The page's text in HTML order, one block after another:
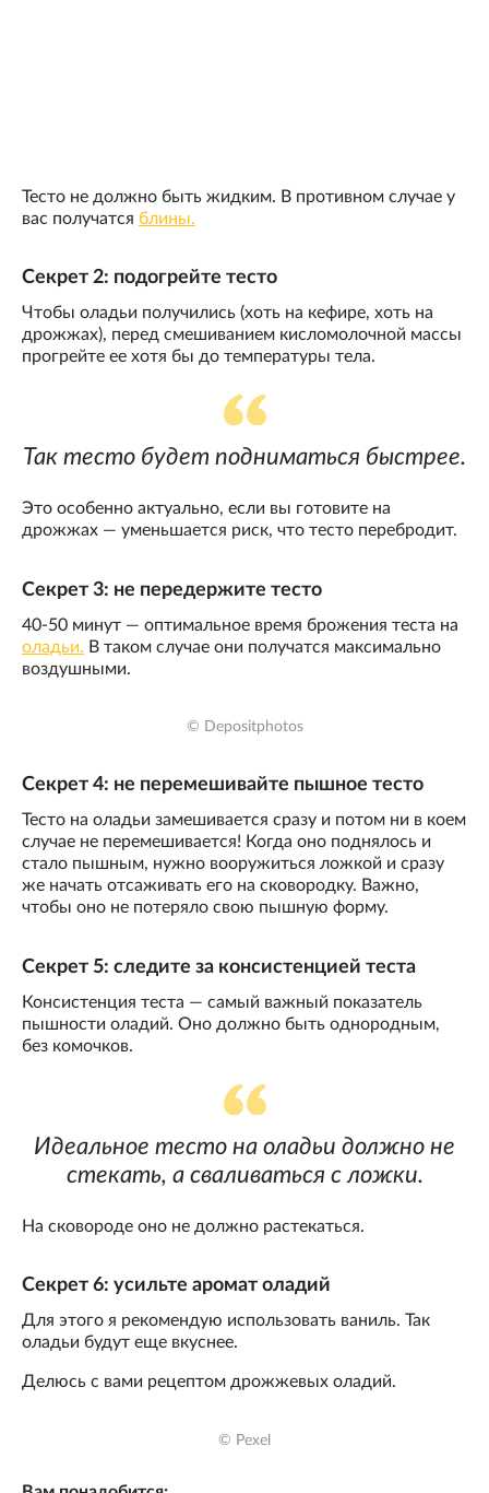
Тесто не должно быть жидким. В противном случае у
вас получатся блины.
Секрет 2: подогрейте тесто
Чтобы оладьи получились (хоть на кефире, хоть на
дрожжах), перед смешиванием кисломолочной массы
прогрейте ее хотя бы до температуры тела.
Так тесто будет подниматься быстрее.
Это особенно актуально, если вы готовите на
дрожжах — уменьшается риск, что тесто перебродит.
Секрет 3: не передержите тесто
40-50 минут — оптимальное время брожения теста на
оладьи. В таком случае они получатся максимально
воздушными.
© Depositphotos
Секрет 4: не перемешивайте пышное тесто
Тесто на оладьи замешивается сразу и потом ни в коем
случае не перемешивается! Когда оно поднялось и
стало пышным, нужно вооружиться ложкой и сразу
же начать отсаживать его на сковородку. Важно,
чтобы оно не потеряло свою пышную форму.
Секрет 5: следите за консистенцией теста
Консистенция теста — самый важный показатель
пышности оладий. Оно должно быть однородным,
без комочков.
Идеальное тесто на оладьи должно не
стекать, а сваливаться с ложки.
На сковороде оно не должно растекаться.
Секрет 6: усильте аромат оладий
Для этого я рекомендую использовать ваниль. Так
оладьи будут еще вкуснее.
Делюсь с вами рецептом дрожжевых оладий.
© Pexel